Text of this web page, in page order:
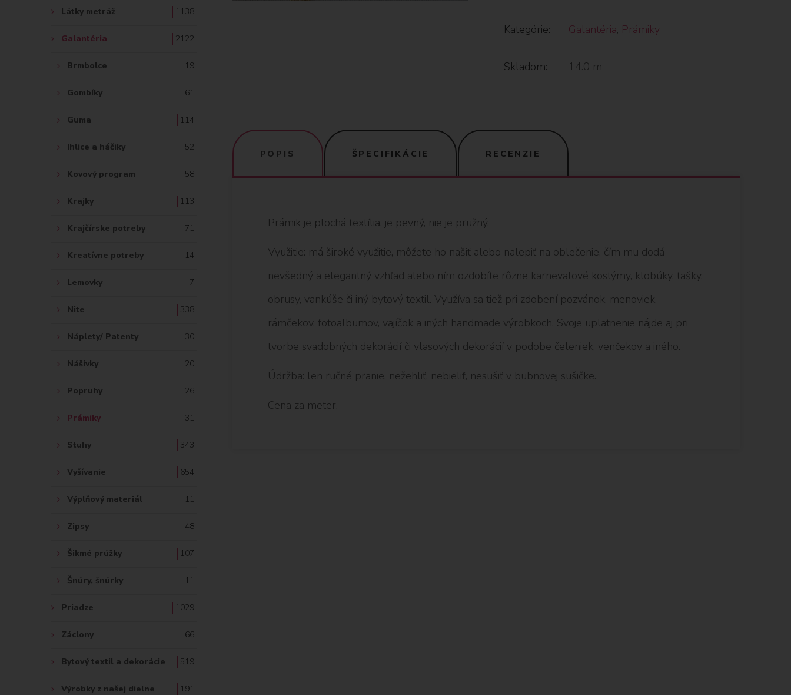
Kategórie: Galantéria, Prámiky
Skladom: 14.0 m
POPIS ŠPECIFIKÁCIE RECENZIE
Prámik je plochá textília, je pevný, nie je pružný.
Využitie: má široké využitie, môžete ho našiť alebo nalepiť na oblečenie, čím mu dodá
nevšedný a elegantný vzhľad alebo ním ozdobíte rôzne karnevalové kostýmy, klobúky, tašky,
obrusy, vankúše či iný bytový textil. Využíva sa tiež pri zdobení pozvánok, menoviek,
rámčekov, fotoalbumov, vajíčok a iných handmade výrobkoch. Svoje uplatnenie nájde aj pri
tvorbe svadobných dekorácií či vlasových dekorácií v podobe čeleniek, venčekov a iného.
Údržba: len ručné pranie, nežehliť, nebieliť, nesušiť v bubnovej sušičke.
Cena za meter.
:
Látky metráž 1138
Galantéria 2122
Brmbolce 19
Gombíky 61
Guma 114
Ihlice a háčiky 52
Kovový program 58
Krajky 113
Krajčírske potreby 71
Kreatívne potreby 14
Lemovky 7
Nite 338
Náplety/ Patenty 30
Nášivky 20
Popruhy 26
Prámiky 31
Stuhy 343
Vyšívanie 654
Výplňový materiál 11
Zipsy 48
Šikmé prúžky 107
Šnúry, šnúrky 11
Priadze 1029
Záclony 66
Bytový textil a dekorácie 519
Výrobky z našej dielne 191